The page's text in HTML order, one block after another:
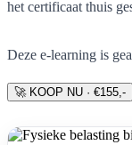
het certificaat thuis
Deze e-learning is
🚀 KOOP NU · €155,-